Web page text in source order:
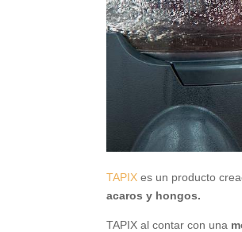
TAPIX es un producto
acaros y hongos.
TAPIX al contar con una